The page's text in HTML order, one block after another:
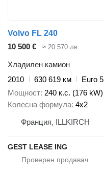
Volvo FL 240
10 500 €
≈ 20 570 лв.
Хладилен камион
2010
630 619 км
Euro 5
Мощност 240 к.с. (176 kW)
Колесна формула 4x2
Франция, ILLKIRCH
GEST LEASE ING